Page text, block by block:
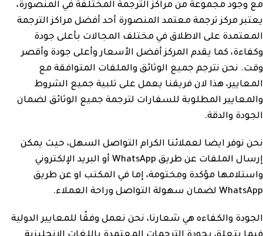
مع وجود مجموعة من مراكز الترجمة المختلفة في المنصورة،
يعتبر مركز ترجمة معتمد المنصورة أحد أفضل مراكز الترجمة
المعتمدة على الاطلاق في مختلف المجالات بأعلى جودة
وكفاءة، كما يقدم المركز أفضل الأسعار وأعلى جودة وأقصر
وقت. نحن نترجم جميع الوثائق والملفات المتوافقة مع
المعايير، هذا لان فريقنا يعمل على تلبية جميع الشروط
والمعايير المطلوبة للسفارات لترجمة جميع الوثائق لضمان
الجودة والدقة.
نحن نوفر ايضا لعملائنا الكرام التواصل السهل، حيث يمكن
إرسال الملفات عن طريق WhatsApp أو البريد الإلكتروني
واستلامها مؤكدة ومختومة، إما في المكتب او عن طريق
WhatsApp لضمان سهولة التواصل وراحة العملاء.
الجودة والكفاءه هي شعارنا، نحن نعمل وفقًا للمعايير الدولية